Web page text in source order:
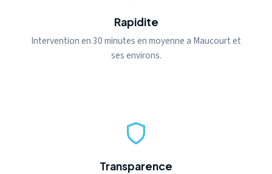
Rapidite
Intervention en 30 minutes en moyenne a Maucourt et
ses environs.
Transparence